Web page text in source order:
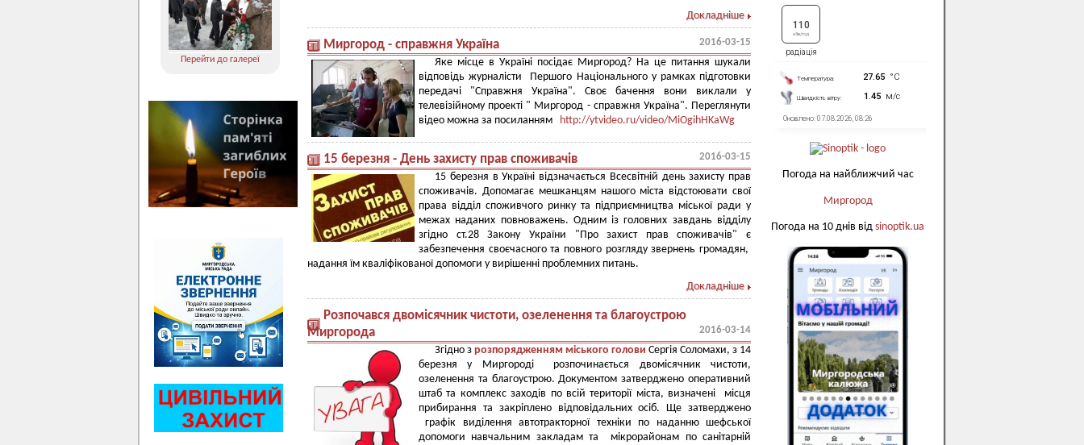
Перейти до галереї
Докладніше
Миргород - справжня Україна 2016-03-15
Яке місце в Україні посідає Миргород? На це питання шукали
відповідь журналісти Першого Національного у рамках підготовки
передачі "Справжня Україна". Своє бачення вони виклали у
телевізійному проекті " Миргород - справжня Україна". Переглянути
відео можна за посиланням http://ytvideo.ru/video/MiOgihHKaWg
15 березня - День захисту прав споживачів 2016-03-15
15 березня в Україні відзначається Всесвітній день захисту прав
споживачів. Допомагає мешканцям нашого міста відстоювати свої
права відділ споживчого ринку та підприємництва міської ради у
межах наданих повноважень. Одним із головних завдань відділу
згідно ст.28 Закону України "Про захист прав споживачів" є
забезпечення своєчасного та повного розгляду звернень громадян,
надання їм кваліфікованої допомоги у вирішенні проблемних питань.
Докладніше
Розпочався двомісячник чистоти, озеленення та благоустрою
Миргорода
2016-03-14
Згідно з розпорядженням міського голови Сергія Соломахи, з 14
березня у Миргороді розпочинається двомісячник чистоти,
озеленення та благоустрою. Документом затверджено оперативний
штаб та комплекс заходів по всій території міста, визначені місця
прибирання та закріплено відповідальних осіб. Ще затверджено
графік виділення автотракторної техніки по наданню шефської
допомоги навчальним закладам та мікрорайонам по санітарній
Погода на найближчий час
Миргород
Погода на 10 днів від sinoptik.ua